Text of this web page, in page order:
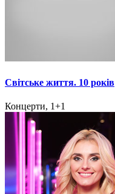
Світське життя. 10 років
Концерти, 1+1